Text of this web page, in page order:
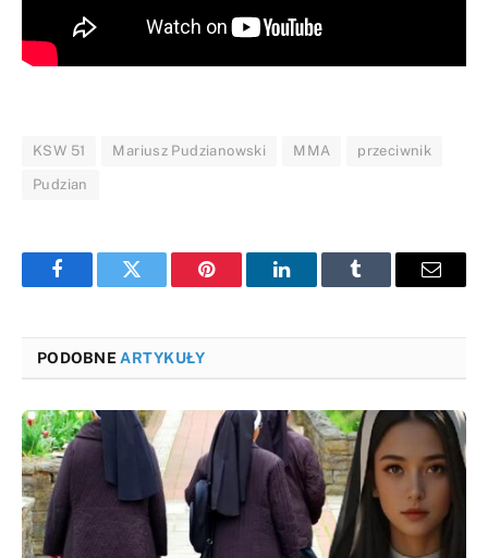
KSW 51 Mariusz Pudzianowski MMA przeciwnik
Pudzian
FacebookTwitter Pinterest LinkedInTumblr Email
PODOBNE ARTYKUŁY